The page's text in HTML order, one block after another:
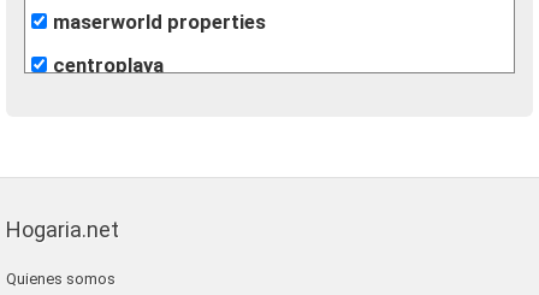
maserworld properties
centroplaya
inmobiliaria romero merchante
gilmar
Hogaria.net
Quienes somos